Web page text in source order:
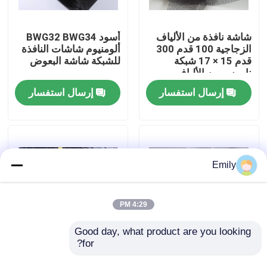
جولة في المصنع
مراقبة الجودة
أخبار
القضايا
شاشة نافذة من الألياف
الزجاجية 100 قدم 300
قدم 15 × 17 شبكة
ناموس من الألياف
الزجاجية
إرسال استفسار
أسود BWG32 BWG34
ألومنيوم شاشات النافذة
للشبكة شاشة البعوض
إرسال استفسار
شبكة الدبابات هي شبكة
Emily
4:29 PM
Good day, what product are you looking
for?